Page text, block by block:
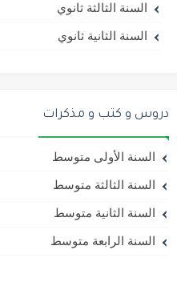
السنة الثالثة ثانوي
السنة الثانية ثانوي
دروس و كتب و مذكرات
السنة الأولى متوسط
السنة الثالثة متوسط
السنة الثانية متوسط
السنة الرابعة متوسط